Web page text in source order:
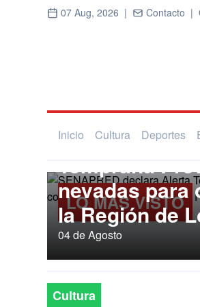
07 Aug, 2026 | Contacto |
Inicio Cultura Deportes
LO MÁS VISTO
SENAPRED
Temprana
nevadas para
la Región de
04 de Agosto
Cultura